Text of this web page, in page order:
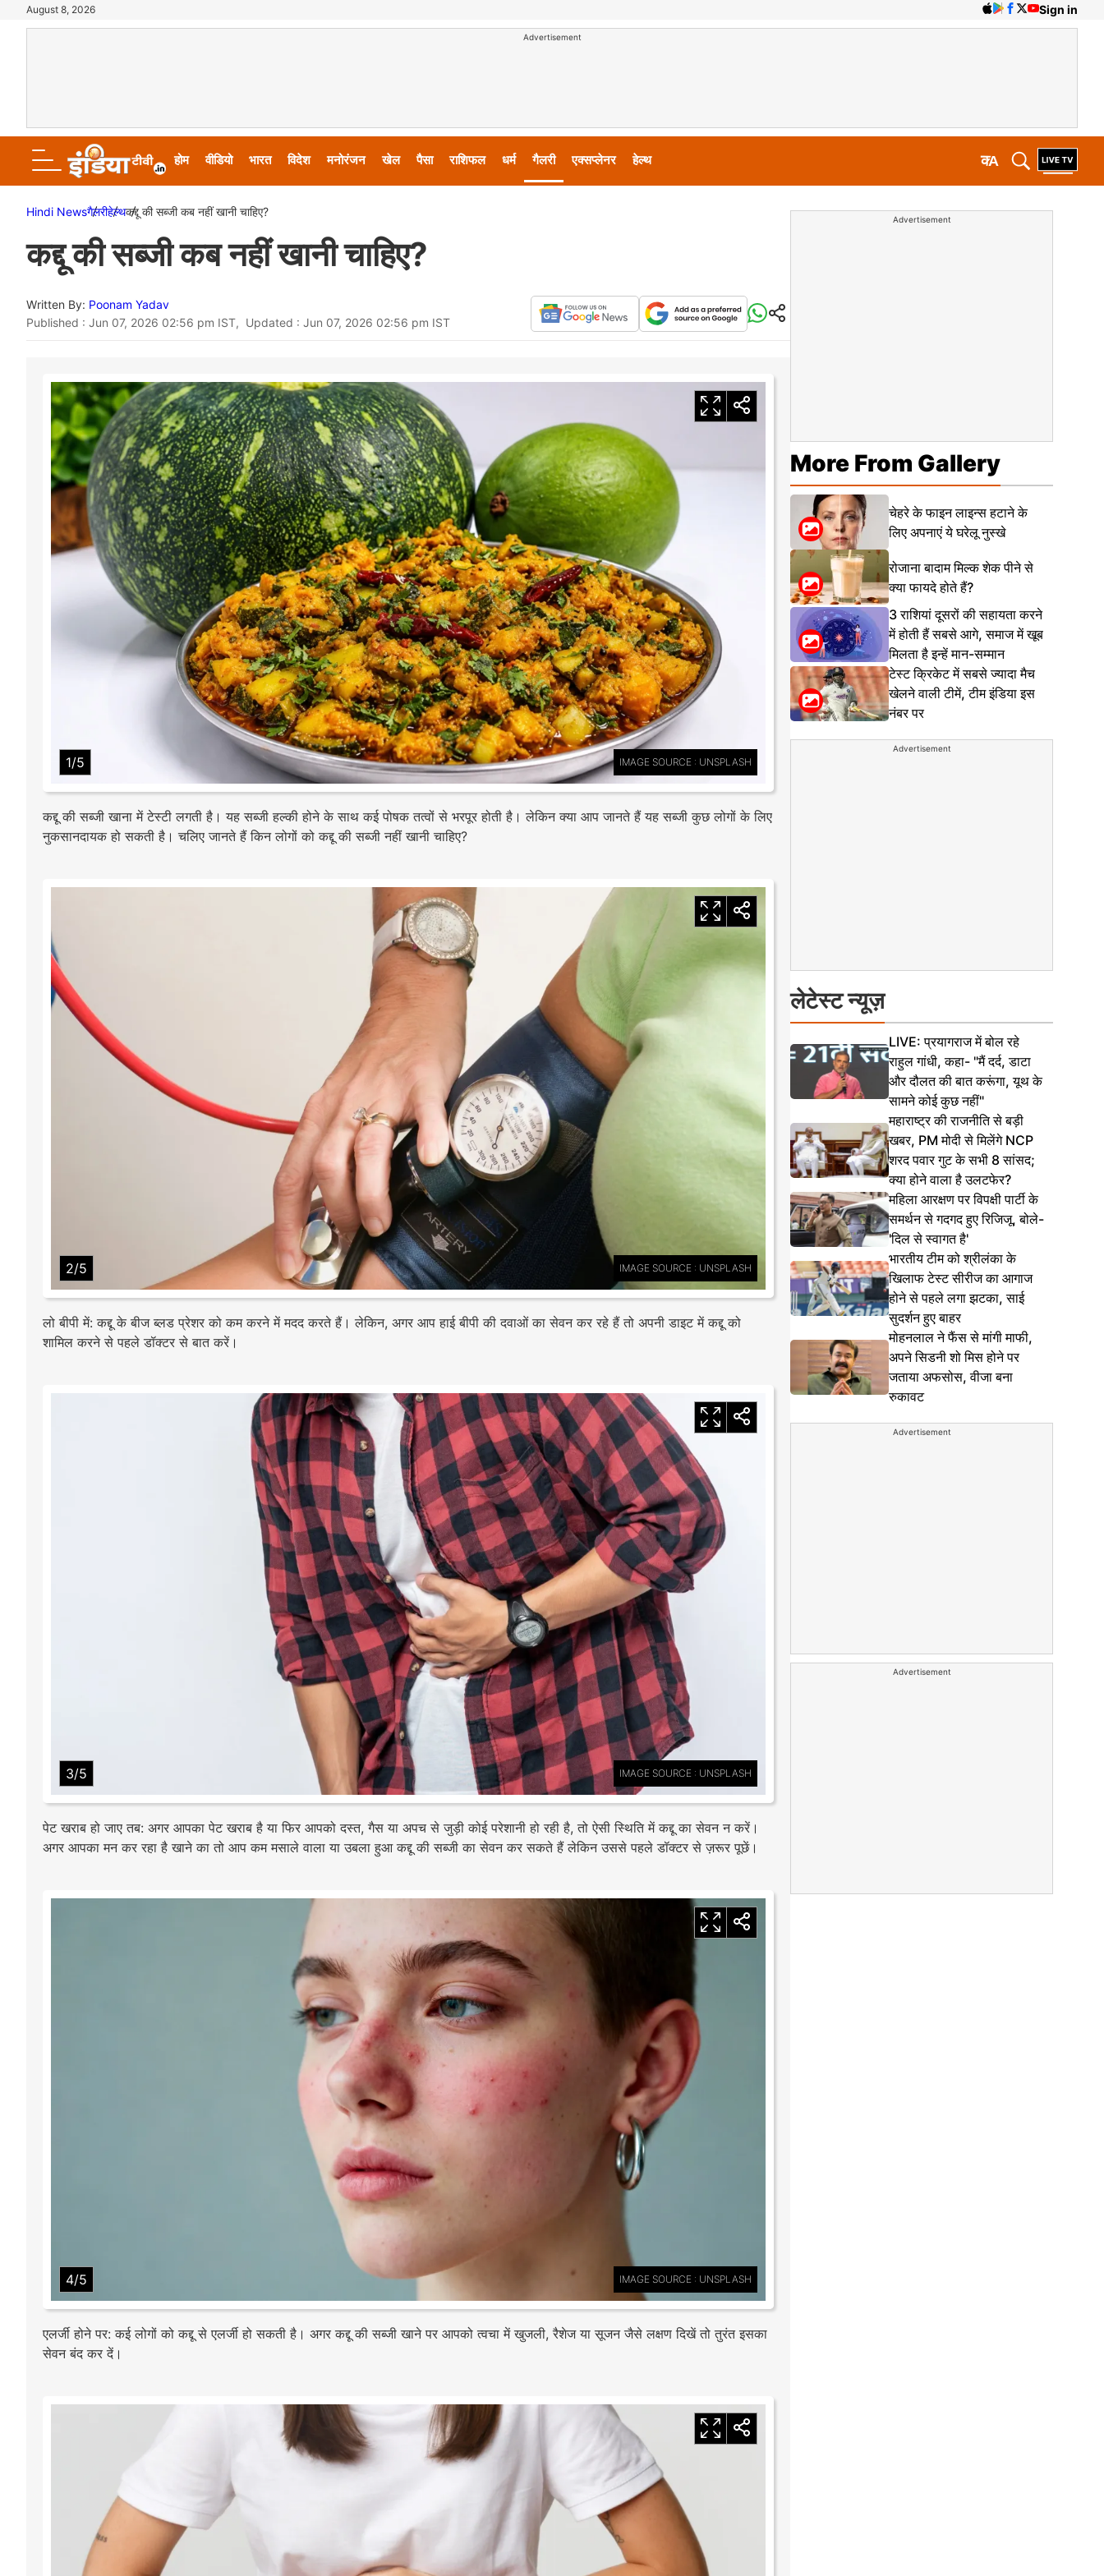
August 8, 2026 Sign in
Advertisement
होम वीडियो भारत विदेश मनोरंजन खेल पैसा राशिफल धर्म गैलरी एक्सप्लेनर हेल्थ A
क
Hindi Newsगैलरीहेल्थकद्दू की सब्जी कब नहीं खानी चाहिए?
कद्दू की सब्जी कब नहीं खानी चाहिए?
Written By: Poonam Yadav
Published : Jun 07, 2026 02:56 pm IST, Updated : Jun 07, 2026 02:56 pm IST
1/5 IMAGE SOURCE : UNSPLASH
कद्दू की सब्जी खाना में टेस्टी लगती है। यह सब्जी हल्की होने के साथ कई पोषक तत्वों से भरपूर होती है। लेकिन क्या आप जानते हैं यह सब्जी कुछ लोगों के लिए
नुकसानदायक हो सकती है। चलिए जानते हैं किन लोगों को कद्दू की सब्जी नहीं खानी चाहिए?
2/5 IMAGE SOURCE : UNSPLASH
लो बीपी में: कद्दू के बीज ब्लड प्रेशर को कम करने में मदद करते हैं। लेकिन, अगर आप हाई बीपी की दवाओं का सेवन कर रहे हैं तो अपनी डाइट में कद्दू को
शामिल करने से पहले डॉक्टर से बात करें।
3/5 IMAGE SOURCE : UNSPLASH
पेट खराब हो जाए तब: अगर आपका पेट खराब है या फिर आपको दस्त, गैस या अपच से जुड़ी कोई परेशानी हो रही है, तो ऐसी स्थिति में कद्दू का सेवन न करें।
अगर आपका मन कर रहा है खाने का तो आप कम मसाले वाला या उबला हुआ कद्दू की सब्जी का सेवन कर सकते हैं लेकिन उससे पहले डॉक्टर से ज़रूर पूछें।
4/5 IMAGE SOURCE : UNSPLASH
एलर्जी होने पर: कई लोगों को कद्दू से एलर्जी हो सकती है। अगर कद्दू की सब्जी खाने पर आपको त्वचा में खुजली, रैशेज या सूजन जैसे लक्षण दिखें तो तुरंत इसका
सेवन बंद कर दें।
Advertisement
More From Gallery
चेहरे के फाइन लाइन्स हटाने के
लिए अपनाएं ये घरेलू नुस्खे
रोजाना बादाम मिल्क शेक पीने से
क्या फायदे होते हैं?
3 राशियां दूसरों की सहायता करने
में होती हैं सबसे आगे, समाज में खूब
मिलता है इन्हें मान-सम्मान
टेस्ट क्रिकेट में सबसे ज्यादा मैच
खेलने वाली टीमें, टीम इंडिया इस
नंबर पर
Advertisement
लेटेस्ट न्यूज़
LIVE: प्रयागराज में बोल रहे
राहुल गांधी, कहा- "मैं दर्द, डाटा
और दौलत की बात करूंगा, यूथ के
सामने कोई कुछ नहीं"
महाराष्ट्र की राजनीति से बड़ी
खबर, PM मोदी से मिलेंगे NCP
शरद पवार गुट के सभी 8 सांसद;
क्या होने वाला है उलटफेर?
महिला आरक्षण पर विपक्षी पार्टी के
समर्थन से गदगद हुए रिजिजू, बोले-
'दिल से स्वागत है'
भारतीय टीम को श्रीलंका के
खिलाफ टेस्ट सीरीज का आगाज
होने से पहले लगा झटका, साई
सुदर्शन हुए बाहर
मोहनलाल ने फैंस से मांगी माफी,
अपने सिडनी शो मिस होने पर
जताया अफसोस, वीजा बना
रुकावट
Advertisement
Advertisement